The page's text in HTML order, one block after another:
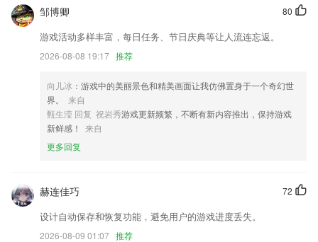
解决部分手机闪退问题。
通过搜索来发现更多作者吧
改名元气
上线换背景功能
联系我们
以上就是emc app下载的介绍，如果您喜欢这款软件，您可以到应用商店
进行打分评论，说出您的使用经历，以帮助我们更好的对产品进行优化修
80
邹博卿
游戏活动多样丰富，每日任务、节日庆典等让人流连忘返。
2026-08-08 19:17 推荐
向儿冰 ：游戏中的美丽景色和精美画面让我仿佛置身于一个奇幻世
界。
来自
甄生滢 回复 祝岩秀游戏更新频繁，不断有新内容推出，保持游戏
新鲜感！
来自
更多回复
72
赫连佳巧
设计自动保存和恢复功能，避免用户的游戏进度丢失。
2026-08-09 01:07 推荐